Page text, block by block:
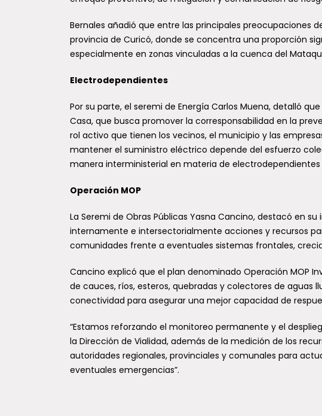
Bernales añadió que entre las principales preocupaciones
provincia de Curicó, donde se concentra una proporción
especialmente en zonas vinculadas a la cuenca del
Electrodependientes
Por su parte, el seremi de Energía Carlos Muena, detalló
Casa, que busca promover la corresponsabilidad en la
rol activo que tienen los vecinos, el municipio y las
mantener el suministro eléctrico depende del esfuerzo
manera interministerial en materia de
Operación MOP
La Seremi de Obras Públicas Yasna Cancino, destacó en
internamente e intersectorialmente acciones y recursos
comunidades frente a eventuales sistemas frontales,
Cancino explicó que el plan denominado Operación MOP
de cauces, ríos, esteros, quebradas y colectores de aguas
conectividad para asegurar una mejor capacidad de
“Estamos reforzando el monitoreo permanente y el
la Dirección de Vialidad, además de la medición de los
autoridades regionales, provinciales y comunales para
eventuales emergencias”.